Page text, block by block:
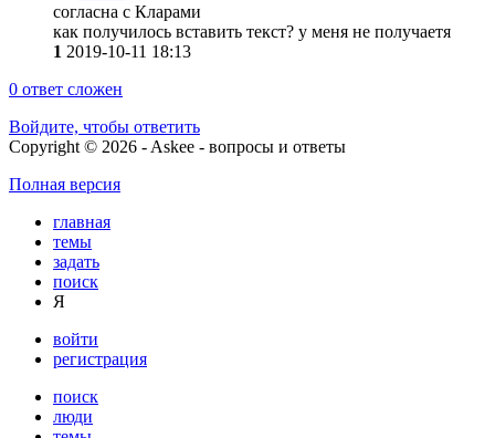
согласна с Кларами
как получилось вставить текст? у меня не получаетя
1 2019-10-11 18:13
0 ответ сложен
Войдите, чтобы ответить
Copyright © 2026 - Askee - вопросы и ответы
Полная версия
главная
темы
задать
поиск
Я
войти
регистрация
поиск
люди